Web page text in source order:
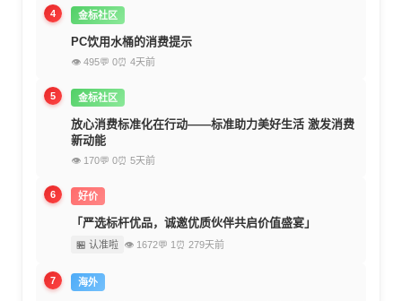
4 金标社区
PC饮用水桶的消费提示
👁 495💬 0⏰ 4天前
5 金标社区
放心消费标准化在行动——标准助力美好生活 激发消费
新动能
👁 170💬 0⏰ 5天前
6 好价
「严选标杆优品，诚邀优质伙伴共启价值盛宴」
🏪 认准啦 👁 1672💬 1 ⏰ 279天前
7 海外